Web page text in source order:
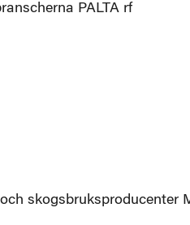
PALTA rf
skogsbruksproducenter